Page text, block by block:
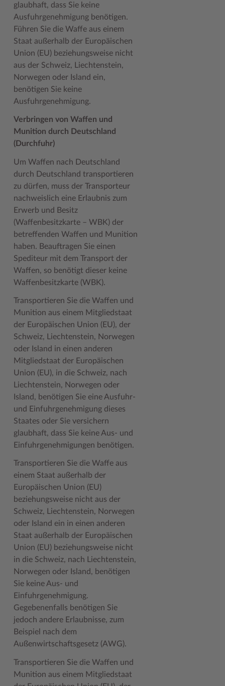
glaubhaft, dass Sie keine
Ausfuhrgenehmigung benötigen.
Führen Sie die Waffe aus einem
Staat außerhalb der Europäischen
Union (EU) beziehungsweise nicht
aus der Schweiz, Liechtenstein,
Norwegen oder Island ein,
benötigen Sie keine
Ausfuhrgenehmigung.
Verbringen von Waffen und
Munition durch Deutschland
(Durchfuhr)
Um Waffen nach Deutschland
durch Deutschland transportieren
zu dürfen, muss der Transporteur
nachweislich eine Erlaubnis zum
Erwerb und Besitz
(Waffenbesitzkarte – WBK) der
betreffenden Waffen und Munition
haben. Beauftragen Sie einen
Spediteur mit dem Transport der
Waffen, so benötigt dieser keine
Waffenbesitzkarte (WBK).
Transportieren Sie die Waffen und
Munition aus einem Mitgliedstaat
der Europäischen Union (EU), der
Schweiz, Liechtenstein, Norwegen
oder Island in einen anderen
Mitgliedstaat der Europäischen
Union (EU), in die Schweiz, nach
Liechtenstein, Norwegen oder
Island, benötigen Sie eine Ausfuhr-
und Einfuhrgenehmigung dieses
Staates oder Sie versichern
glaubhaft, dass Sie keine Aus- und
Einfuhrgenehmigungen benötigen.
Transportieren Sie die Waffe aus
einem Staat außerhalb der
Europäischen Union (EU)
beziehungsweise nicht aus der
Schweiz, Liechtenstein, Norwegen
oder Island ein in einen anderen
Staat außerhalb der Europäischen
Union (EU) beziehungsweise nicht
in die Schweiz, nach Liechtenstein,
Norwegen oder Island, benötigen
Sie keine Aus- und
Einfuhrgenehmigung.
Gegebenenfalls benötigen Sie
jedoch andere Erlaubnisse, zum
Beispiel nach dem
Außenwirtschaftsgesetz (AWG).
Transportieren Sie die Waffen und
Munition aus einem Mitgliedstaat